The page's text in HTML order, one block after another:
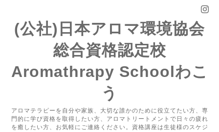
(公社)日本アロマ環境協会
総合資格認定校
Aromathrapy Schoolわこ
う
アロマテラピーを自分や家族、大切な誰かのために役立てたい方、専
門的に学び資格を取得したい方、アロマトリートメントで日々の疲れ
を癒したい方、お気軽にご連絡ください。資格講座は生徒様のスケジ